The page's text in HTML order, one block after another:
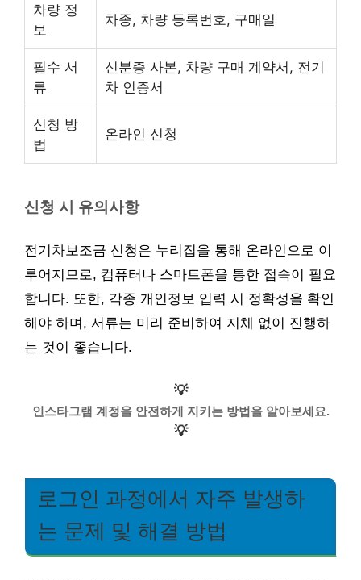
차량 정
보
차종, 차량 등록번호, 구매일
필수 서
류
신분증 사본, 차량 구매 계약서, 전기
차 인증서
신청 방
법
온라인 신청
신청 시 유의사항
전기차보조금 신청은 누리집을 통해 온라인으로 이
루어지므로, 컴퓨터나 스마트폰을 통한 접속이 필요
합니다. 또한, 각종 개인정보 입력 시 정확성을 확인
해야 하며, 서류는 미리 준비하여 지체 없이 진행하
는 것이 좋습니다.
💡
인스타그램 계정을 안전하게 지키는 방법을 알아보세요.
💡
로그인 과정에서 자주 발생하
는 문제 및 해결 방법